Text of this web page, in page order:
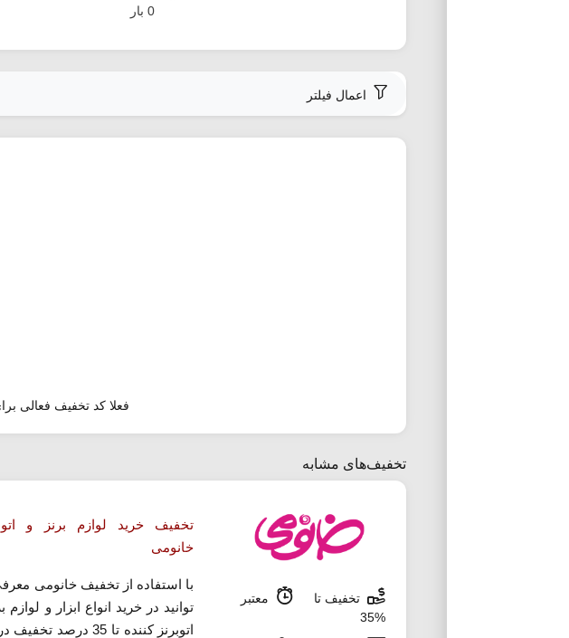
0 بار
اعمال فیلتر
فعلا کد تخفیف فعالی
تخفیف‌های مشابه
تخفیف تا
%35
معتبر
تخفیف خرید لوازم برنز و
خانومی
با استفاده از تخفیف خانومی
توانید در خرید انواع ابزار و لوازم
اتوبرنز کننده تا 35 درصد